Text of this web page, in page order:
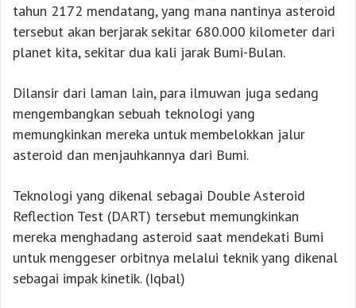
tahun 2172 mendatang, yang mana nantinya asteroid
tersebut akan berjarak sekitar 680.000 kilometer dari
planet kita, sekitar dua kali jarak Bumi-Bulan.
Dilansir dari laman lain, para ilmuwan juga sedang
mengembangkan sebuah teknologi yang
memungkinkan mereka untuk membelokkan jalur
asteroid dan menjauhkannya dari Bumi.
Teknologi yang dikenal sebagai Double Asteroid
Reflection Test (DART) tersebut memungkinkan
mereka menghadang asteroid saat mendekati Bumi
untuk menggeser orbitnya melalui teknik yang dikenal
sebagai impak kinetik. (Iqbal)